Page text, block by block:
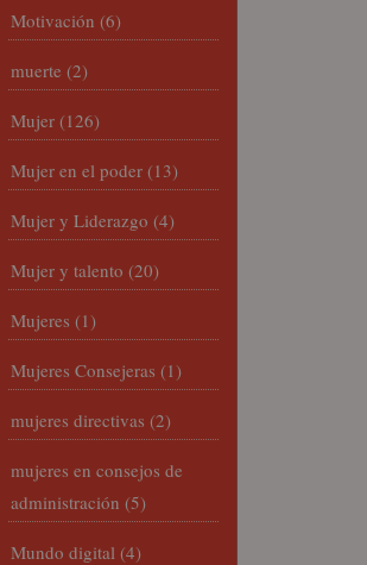
Motivación (6)
muerte (2)
Mujer (126)
Mujer en el poder (13)
Mujer y Liderazgo (4)
Mujer y talento (20)
Mujeres (1)
Mujeres Consejeras (1)
mujeres directivas (2)
mujeres en consejos de
administración (5)
Mundo digital (4)